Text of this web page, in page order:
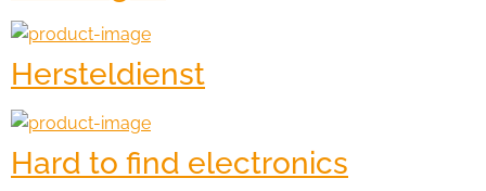
Hersteldienst
Hard to find electronics